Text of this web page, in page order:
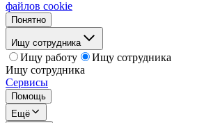
файлов cookie
Понятно
Ищу сотрудника
Ищу работу
Ищу сотрудника
Ищу сотрудника
Сервисы
Помощь
Ещё